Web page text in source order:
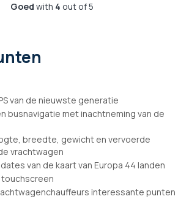
Goed with 4 out of 5
van de nieuwste generatie
busnavigatie met inachtneming van de
breedte, gewicht en vervoerde
vrachtwagen
van de kaart van Europa 44 landen
touchscreen
interessante punten